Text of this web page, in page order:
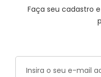
Faça seu cadastro